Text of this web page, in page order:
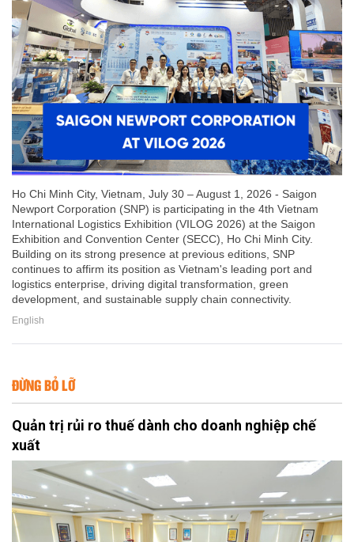
Ho Chi Minh City, Vietnam, July 30 – August 1, 2026 - Saigon
Newport Corporation (SNP) is participating in the 4th Vietnam
International Logistics Exhibition (VILOG 2026) at the Saigon
Exhibition and Convention Center (SECC), Ho Chi Minh City.
Building on its strong presence at previous editions, SNP
continues to affirm its position as Vietnam's leading port and
logistics enterprise, driving digital transformation, green
development, and sustainable supply chain connectivity.
English
ĐỪNG BỎ LỠ
Quản trị rủi ro thuế dành cho doanh nghiệp chế
xuất